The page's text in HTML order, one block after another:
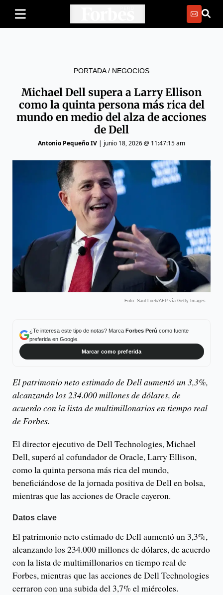
PORTADA/ NEGOCIOS
Michael Dell supera a Larry Ellison
como la quinta persona más rica del
mundo en medio del alza de acciones
de Dell
Antonio Pequeño IV | junio 18, 2026 @ 11:47:15 am
Foto: Saul Loeb/AFP vía Getty Images
¿Te interesa este tipo de notas? Marca Forbes Perú como fuente
preferida en Google.
Marcar como preferida
El patrimonio neto estimado de Dell aumentó un 3,3%,
alcanzando los 234.000 millones de dólares, de
acuerdo con la lista de multimillonarios en tiempo real
de Forbes.
El director ejecutivo de Dell Technologies, Michael
Dell, superó al cofundador de Oracle, Larry Ellison,
como la quinta persona más rica del mundo,
beneficiándose de la jornada positiva de Dell en bolsa,
mientras que las acciones de Oracle cayeron.
Datos clave
El patrimonio neto estimado de Dell aumentó un 3,3%,
alcanzando los 234.000 millones de dólares, de acuerdo
con la lista de multimillonarios en tiempo real de
Forbes, mientras que las acciones de Dell Technologies
cerraron con una subida del 3,7% el miércoles.